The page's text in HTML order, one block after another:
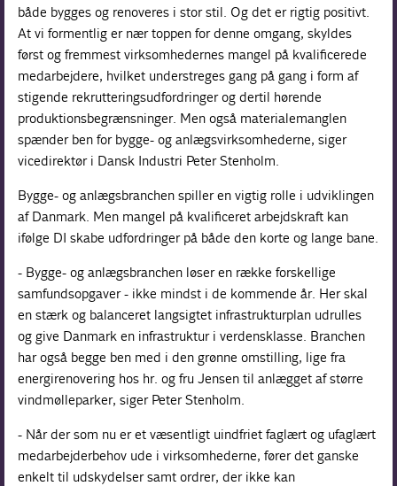
både bygges og renoveres i stor stil. Og det er rigtig positivt.
At vi formentlig er nær toppen for denne omgang, skyldes
først og fremmest virksomhedernes mangel på kvalificerede
medarbejdere, hvilket understreges gang på gang i form af
stigende rekrutteringsudfordringer og dertil hørende
produktionsbegrænsninger. Men også materialemanglen
spænder ben for bygge- og anlægsvirksomhederne, siger
vicedirektør i Dansk Industri Peter Stenholm.
Bygge- og anlægsbranchen spiller en vigtig rolle i udviklingen
af Danmark. Men mangel på kvalificeret arbejdskraft kan
ifølge DI skabe udfordringer på både den korte og lange bane.
- Bygge- og anlægsbranchen løser en række forskellige
samfundsopgaver - ikke mindst i de kommende år. Her skal
en stærk og balanceret langsigtet infrastrukturplan udrulles
og give Danmark en infrastruktur i verdensklasse. Branchen
har også begge ben med i den grønne omstilling, lige fra
energirenovering hos hr. og fru Jensen til anlægget af større
vindmølleparker, siger Peter Stenholm.
- Når der som nu er et væsentligt uindfriet faglært og ufaglært
medarbejderbehov ude i virksomhederne, fører det ganske
enkelt til udskydelser samt ordrer, der ikke kan